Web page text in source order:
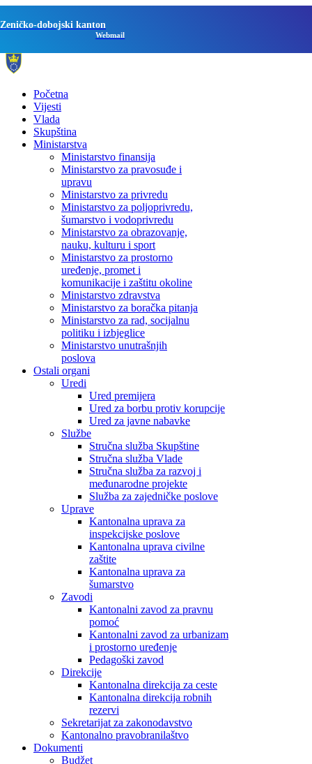
Zeničko-dobojski kanton
Webmail
Početna
Vijesti
Vlada
Skupština
Ministarstva
Ministarstvo finansija
Ministarstvo za pravosuđe i
upravu
Ministarstvo za privredu
Ministarstvo za poljoprivredu,
šumarstvo i vodoprivredu
Ministarstvo za obrazovanje,
nauku, kulturu i sport
Ministarstvo za prostorno
uređenje, promet i
komunikacije i zaštitu okoline
Ministarstvo zdravstva
Ministarstvo za boračka pitanja
Ministarstvo za rad, socijalnu
politiku i izbjeglice
Ministarstvo unutrašnjih
poslova
Ostali organi
Uredi
Ured premijera
Ured za borbu protiv korupcije
Ured za javne nabavke
Službe
Stručna služba Skupštine
Stručna služba Vlade
Stručna služba za razvoj i
međunarodne projekte
Služba za zajedničke poslove
Uprave
Kantonalna uprava za
inspekcijske poslove
Kantonalna uprava civilne
zaštite
Kantonalna uprava za
šumarstvo
Zavodi
Kantonalni zavod za pravnu
pomoć
Kantonalni zavod za urbanizam
i prostorno uređenje
Pedagoški zavod
Direkcije
Kantonalna direkcija za ceste
Kantonalna direkcija robnih
rezervi
Sekretarijat za zakonodavstvo
Kantonalno pravobranilaštvo
Dokumenti
Budžet